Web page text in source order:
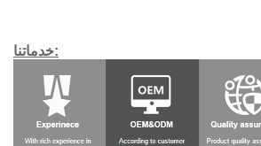
خدماتنا: